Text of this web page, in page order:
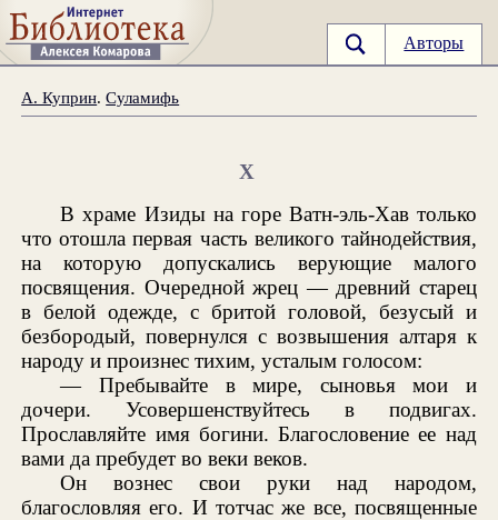
Авторы
А. Куприн.Суламифь
X
В храме Изиды на горе Ватн-эль-Хав только
что отошла первая часть великого тайнодействия,
на которую допускались верующие малого
посвящения. Очередной жрец — древний старец
в белой одежде, с бритой головой, безусый и
безбородый, повернулся с возвышения алтаря к
народу и произнес тихим, усталым голосом:
— Пребывайте в мире, сыновья мои и
дочери. Усовершенствуйтесь в подвигах.
Прославляйте имя богини. Благословение ее над
вами да пребудет во веки веков.
Он вознес свои руки над народом,
благословляя его. И тотчас же все, посвященные